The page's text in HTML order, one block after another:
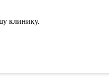
клинику.